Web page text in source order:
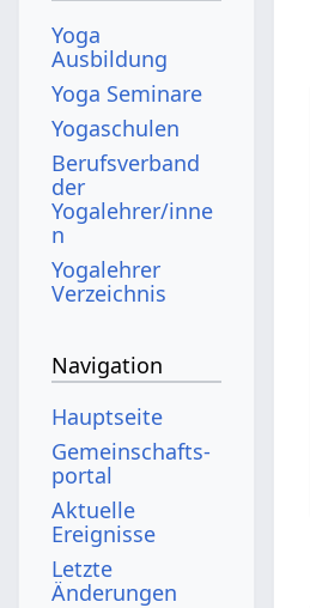
Yoga
Ausbildung
Yoga Seminare
Yogaschulen
Berufsverband
der
Yogalehrer/inne
n
Yogalehrer
Verzeichnis
Navigation
Hauptseite
Gemeinschafts­
portal
Aktuelle
Ereignisse
Letzte
Änderungen